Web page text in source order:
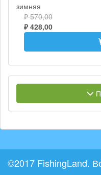
зимняя
₽ 570,00
₽ 428,00
©2017 FishingLand.